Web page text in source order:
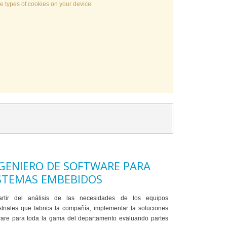
types of cookies on your device.
DE SOFTWARE PARA
EMBEBIDOS
del análisis de las necesidades de los equipos
que fabrica la compañía, implementar la soluciones
para toda la gama del departamento evaluando partes